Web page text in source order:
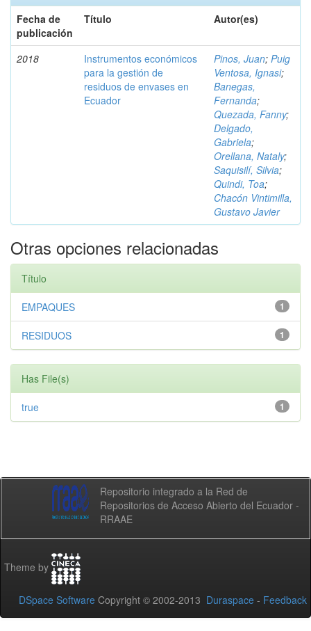
Fecha de
publicación
Título Autor(es)
2018
Instrumentos económicos
para la gestión de
residuos de envases en
Ecuador
Pinos, Juan; Puig
Ventosa, Ignasi;
Banegas,
Fernanda;
Quezada, Fanny;
Delgado,
Gabriela;
Orellana, Nataly;
Saquisilí, Silvia;
Quindi, Toa;
Chacón Vintimilla,
Gustavo Javier
Otras opciones relacionadas
Título
1
EMPAQUES
1
RESIDUOS
Has File(s)
1
true
Repositorio integrado a la Red de
Repositorios de Acceso Abierto del Ecuador -
RRAAE
Theme by
DSpace Software Copyright © 2002-2013 Duraspace - Feedback